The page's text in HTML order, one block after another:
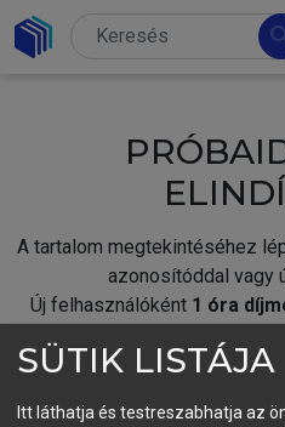
A tartalom megtekintéséhez
azonosítóddal vagy
Új felhasználóként 1 óra
fiókoddal,vagy
SÜTIK LISTÁJA
Itt láthatja és testreszabhatja az